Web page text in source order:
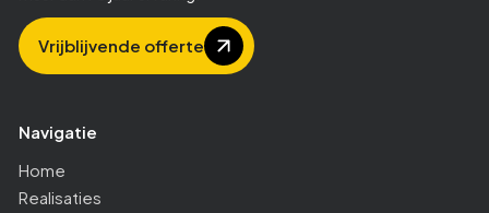
Vrijblijvende offerte
Navigatie
Home
Realisaties